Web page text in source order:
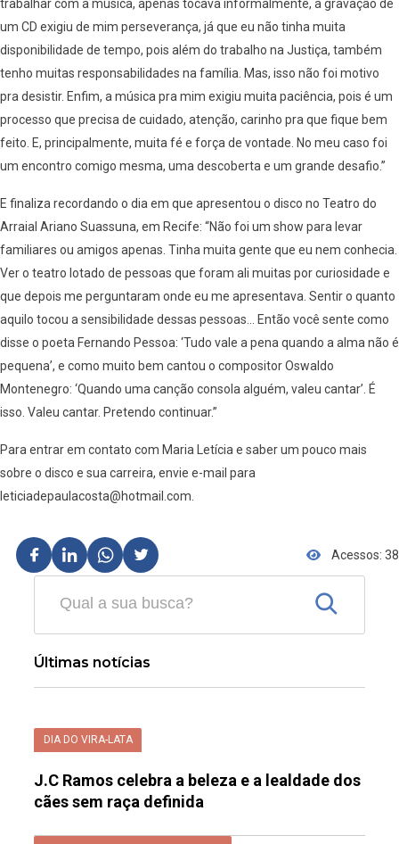
trabalhar com a música, apenas tocava informalmente, a gravação de
um CD exigiu de mim perseverança, já que eu não tinha muita
disponibilidade de tempo, pois além do trabalho na Justiça, também
tenho muitas responsabilidades na família. Mas, isso não foi motivo
pra desistir. Enfim, a música pra mim exigiu muita paciência, pois é um
processo que precisa de cuidado, atenção, carinho pra que fique bem
feito. E, principalmente, muita fé e força de vontade. No meu caso foi
um encontro comigo mesma, uma descoberta e um grande desafio.”
E finaliza recordando o dia em que apresentou o disco no Teatro do
Arraial Ariano Suassuna, em Recife: “Não foi um show para levar
familiares ou amigos apenas. Tinha muita gente que eu nem conhecia.
Ver o teatro lotado de pessoas que foram ali muitas por curiosidade e
que depois me perguntaram onde eu me apresentava. Sentir o quanto
aquilo tocou a sensibilidade dessas pessoas… Então você sente como
disse o poeta Fernando Pessoa: ‘Tudo vale a pena quando a alma não é
pequena’, e como muito bem cantou o compositor Oswaldo
Montenegro: ‘Quando uma canção consola alguém, valeu cantar’. É
isso. Valeu cantar. Pretendo continuar.”
Para entrar em contato com Maria Letícia e saber um pouco mais
sobre o disco e sua carreira, envie e-mail para
leticiadepaulacosta@hotmail.com.
Acessos: 38
Últimas notícias
DIA DO VIRA-LATA
J.C Ramos celebra a beleza e a lealdade dos
cães sem raça definida